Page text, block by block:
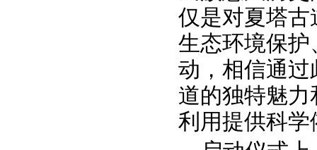
仅是对夏塔
生态环境保
动，相信通
道的独特魅
利用提供科